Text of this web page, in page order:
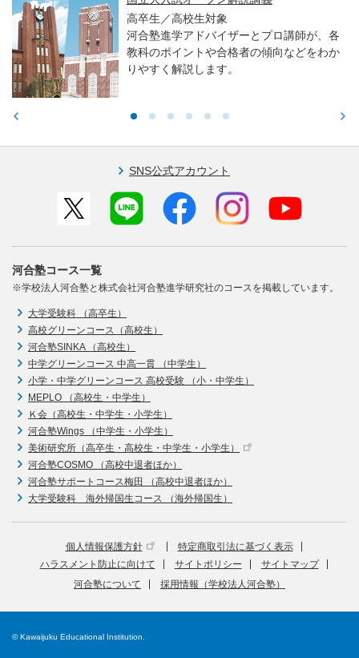
大・医学科編～
高校生／中学生／保護者対象
東大・京大・医学部医学科入試で求められ
る力や学習アドバイスをお伝えします。
SNS公式アカウント
河合塾コース一覧
※学校法人河合塾と株式会社河合塾進学研究社のコースを掲載しています。
大学受験科 （高卒生）
高校グリーンコース（高校生）
河合塾SINKA （高校生）
中学グリーンコース 中高一貫 （中学生）
小学・中学グリーンコース 高校受験 （小・中学生）
MEPLO （高校生・中学生）
Ｋ会（高校生・中学生・小学生）
河合塾Wings （中学生・小学生）
美術研究所（高卒生・高校生・中学生・小学生）
河合塾COSMO （高校中退者ほか）
河合塾サポートコース梅田 （高校中退者ほか）
大学受験科 海外帰国生コース （海外帰国生）
個人情報保護方針
特定商取引法に基づく表示
ハラスメント防止に向けて
サイトポリシー
サイトマップ
河合塾について
採用情報（学校法人河合塾）
© Kawaijuku Educational Institution.